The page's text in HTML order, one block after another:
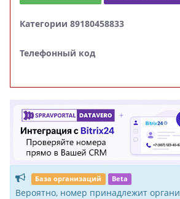
Категории 89180458833
Телефонный код
База организаций Beta
Вероятно, номер принадлежит